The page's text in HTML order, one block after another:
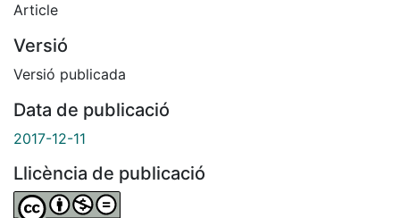
Article
Versió
Versió publicada
Data de publicació
2017-12-11
Llicència de publicació